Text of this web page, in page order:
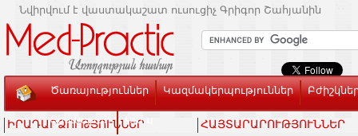
Նվիրվում է վաստակաշատ ուսուցիչ Գրիգոր Շահյանին
Ծառայություններ Կազմակերպություններ
Տեսասրահ Կապ
ԻՐԱԴԱՐՁՈՒԹՅՈՒՆՆԵՐ ՀԱՅՏԱՐԱՐՈՒԹՅՈՒՆՆԵՐ